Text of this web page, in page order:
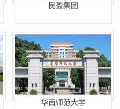
民盈集团
华南师范大学